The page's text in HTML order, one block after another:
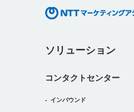
ソリューション
コンタクトセンター
インバウンド